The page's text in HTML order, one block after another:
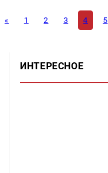
« 1 2 3 4 5
ИНТЕРЕСНОЕ